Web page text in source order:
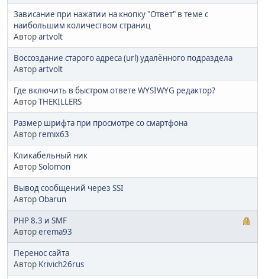
Зависание при нажатии на кнопку "Ответ" в теме с
наибольшим количеством страниц
Авторartvolt
Воссоздание старого адреса (url) удалённого подраздела
Авторartvolt
Где включить в быстром ответе WYSIWYG редактор?
АвторTHEKILLERS
Размер шрифта при просмотре со смартфона
Автор remix63
Кликабельный ник
АвторSolomon
Вывод сообщений через SSI
АвторObarun
PHP 8.3 и SMF
Авторerema93
Перенос сайта
Автор Krivich26rus